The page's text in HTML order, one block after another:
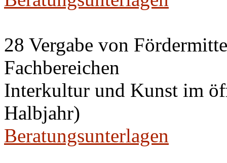
28 Vergabe von
Fachbereichen
Interkultur und Kunst im
Halbjahr)
Beratungsunterlagen